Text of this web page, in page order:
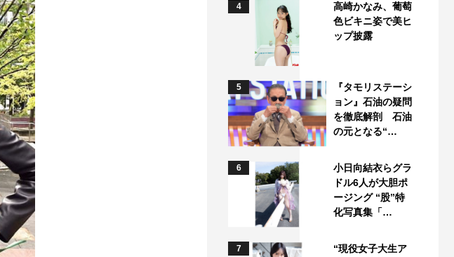
4
高崎かなみ、葡萄
色ビキニ姿で美ヒ
ップ披露
5
『タモリステーシ
ョン』石油の疑問
を徹底解剖 石油
の元となる“…
6
小日向結衣らグラ
ドル6人が大胆ポ
ージング “股”特
化写真集「…
7
“現役女子大生ア